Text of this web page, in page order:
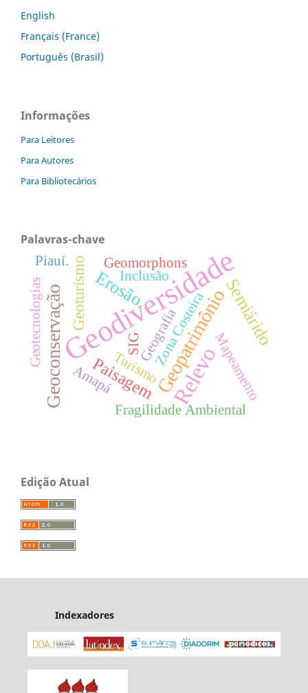
English
Français (France)
Português (Brasil)
Informações
Para Leitores
Para Autores
Para Bibliotecários
Palavras-chave
Geodiversidade
Relevo
Geoconservação GeopatrimônioSemiárido
Erosão
Paisagem
Geoturismo
Fragilidade Ambiental
Turismo Mapeamento
Geomorphons
Geotecnologias Zona Costeira
Amapá
Inclusão
SIGGeografia
Piauí.
Edição Atual
Indexadores